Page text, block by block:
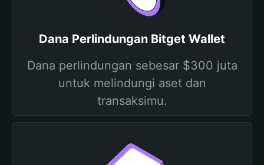
Dana Perlindungan Bitget Wallet
Dana perlindungan sebesar $300 juta
untuk melindungi aset dan
transaksimu.